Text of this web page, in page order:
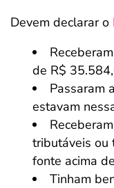
Devem declarar o
Receberam
de R$
Passaram
estavam
tributáveis ou
fonte acima
Tinham